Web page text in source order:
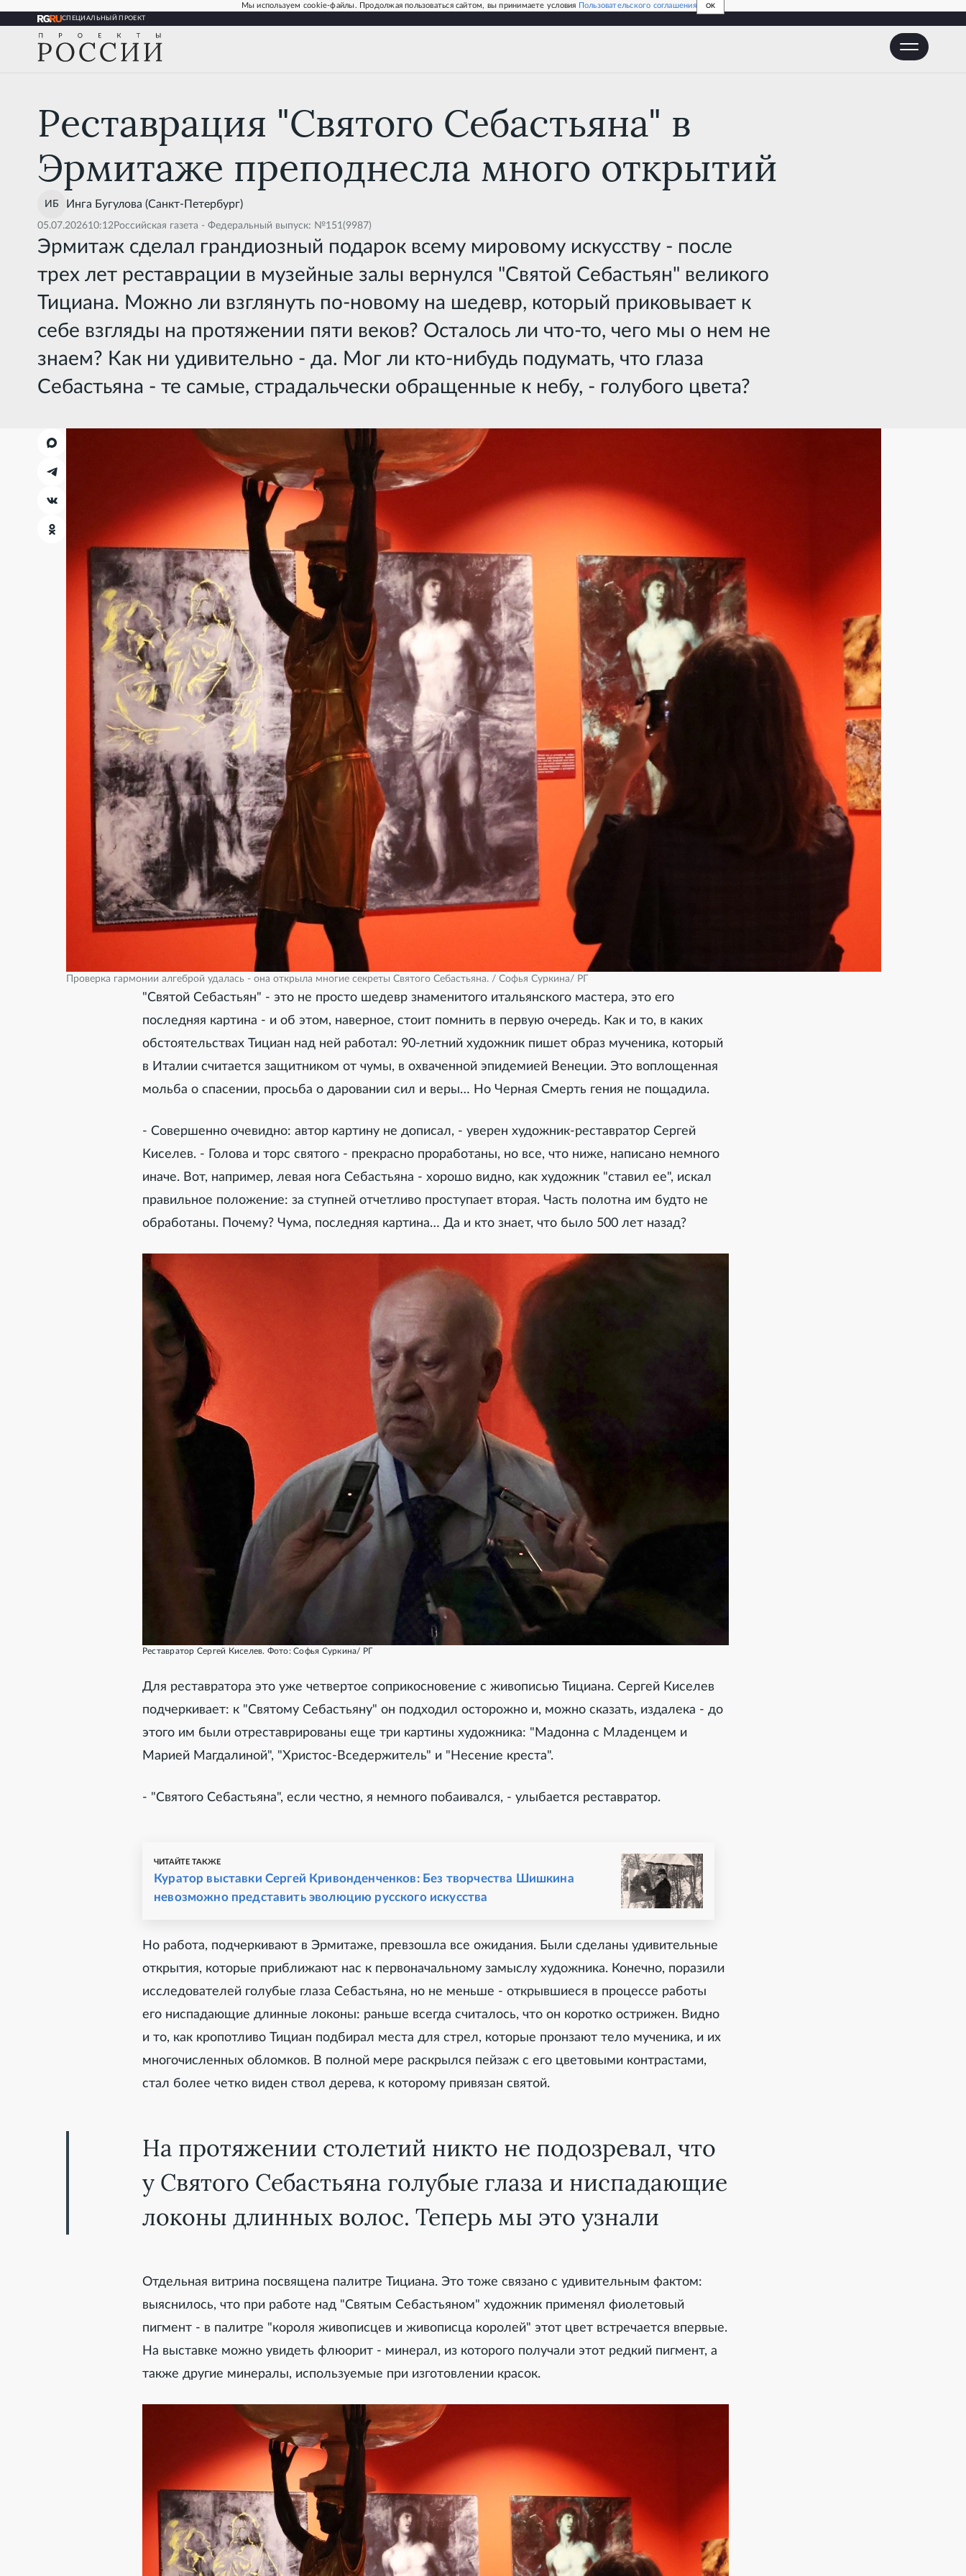
Мы используем cookie-файлы. Продолжая пользоваться сайтом, вы принимаете условия Пользовательского соглашения
OK
СПЕЦИАЛЬНЫЙ ПРОЕКТ
Реставрация "Святого Себастьяна" в
Эрмитаже преподнесла много открытий
Инга Бугулова (Санкт-Петербург)
05.07.202610:12Российская газета - Федеральный выпуск: №151(9987)
Эрмитаж сделал грандиозный подарок всему мировому искусству - после
трех лет реставрации в музейные залы вернулся "Святой Себастьян" великого
Тициана. Можно ли взглянуть по-новому на шедевр, который приковывает к
себе взгляды на протяжении пяти веков? Осталось ли что-то, чего мы о нем не
знаем? Как ни удивительно - да. Мог ли кто-нибудь подумать, что глаза
Себастьяна - те самые, страдальчески обращенные к небу, - голубого цвета?
Проверка гармонии алгеброй удалась - она открыла многие секреты Святого Себастьяна. / Софья Суркина/ РГ
"Святой Себастьян" - это не просто шедевр знаменитого итальянского мастера, это его
последняя картина - и об этом, наверное, стоит помнить в первую очередь. Как и то, в каких
обстоятельствах Тициан над ней работал: 90-летний художник пишет образ мученика, который
в Италии считается защитником от чумы, в охваченной эпидемией Венеции. Это воплощенная
мольба о спасении, просьба о даровании сил и веры… Но Черная Смерть гения не пощадила.
- Совершенно очевидно: автор картину не дописал, - уверен художник-реставратор Сергей
Киселев. - Голова и торс святого - прекрасно проработаны, но все, что ниже, написано немного
иначе. Вот, например, левая нога Себастьяна - хорошо видно, как художник "ставил ее", искал
правильное положение: за ступней отчетливо проступает вторая. Часть полотна им будто не
обработаны. Почему? Чума, последняя картина… Да и кто знает, что было 500 лет назад?
Реставратор Сергей Киселев. Фото: Софья Суркина/ РГ
Для реставратора это уже четвертое соприкосновение с живописью Тициана. Сергей Киселев
подчеркивает: к "Святому Себастьяну" он подходил осторожно и, можно сказать, издалека - до
этого им были отреставрированы еще три картины художника: "Мадонна с Младенцем и
Марией Магдалиной", "Христос-Вседержитель" и "Несение креста".
- "Святого Себастьяна", если честно, я немного побаивался, - улыбается реставратор.
ЧИТАЙТЕ ТАКЖЕ
Куратор выставки Сергей Кривонденченков: Без творчества Шишкина
невозможно представить эволюцию русского искусства
Но работа, подчеркивают в Эрмитаже, превзошла все ожидания. Были сделаны удивительные
открытия, которые приближают нас к первоначальному замыслу художника. Конечно, поразили
исследователей голубые глаза Себастьяна, но не меньше - открывшиеся в процессе работы
его ниспадающие длинные локоны: раньше всегда считалось, что он коротко острижен. Видно
и то, как кропотливо Тициан подбирал места для стрел, которые пронзают тело мученика, и их
многочисленных обломков. В полной мере раскрылся пейзаж с его цветовыми контрастами,
стал более четко виден ствол дерева, к которому привязан святой.
На протяжении столетий никто не подозревал, что
у Святого Себастьяна голубые глаза и ниспадающие
локоны длинных волос. Теперь мы это узнали
Отдельная витрина посвящена палитре Тициана. Это тоже связано с удивительным фактом:
выяснилось, что при работе над "Святым Себастьяном" художник применял фиолетовый
пигмент - в палитре "короля живописцев и живописца королей" этот цвет встречается впервые.
На выставке можно увидеть флюорит - минерал, из которого получали этот редкий пигмент, а
также другие минералы, используемые при изготовлении красок.